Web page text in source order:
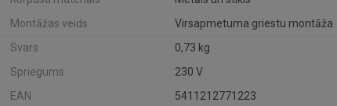
Montāžas veids
Virsapmetuma griestu montāža
Svars
0,73 kg
Spriegums
230 V
EAN
5411212771223